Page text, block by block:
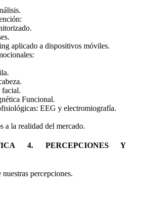
aplicado a dispositivos móviles.
facial.
Funcional.
EEG y electromiografía.
a la realidad del mercado.
4. PERCEPCIONES Y
percepciones.